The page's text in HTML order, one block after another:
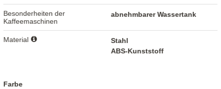
Besonderheiten der
Kaffeemaschinen
abnehmbarer Wassertank
Material
Stahl
ABS-Kunststoff
Farbe